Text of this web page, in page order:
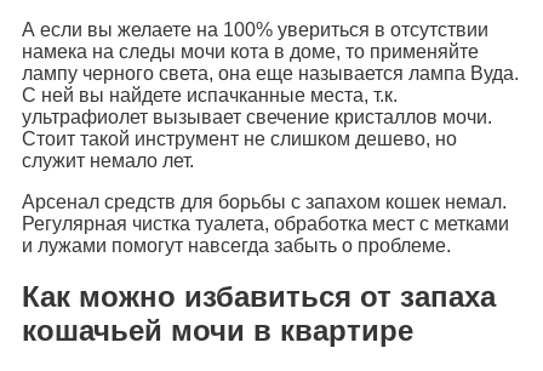
А если вы желаете на 100% увериться в отсутствии
намека на следы мочи кота в доме, то применяйте
лампу черного света, она еще называется лампа Вуда.
С ней вы найдете испачканные места, т.к.
ультрафиолет вызывает свечение кристаллов мочи.
Стоит такой инструмент не слишком дешево, но
служит немало лет.
Арсенал средств для борьбы с запахом кошек немал.
Регулярная чистка туалета, обработка мест с метками
и лужами помогут навсегда забыть о проблеме.
Как можно избавиться от запаха
кошачьей мочи в квартире